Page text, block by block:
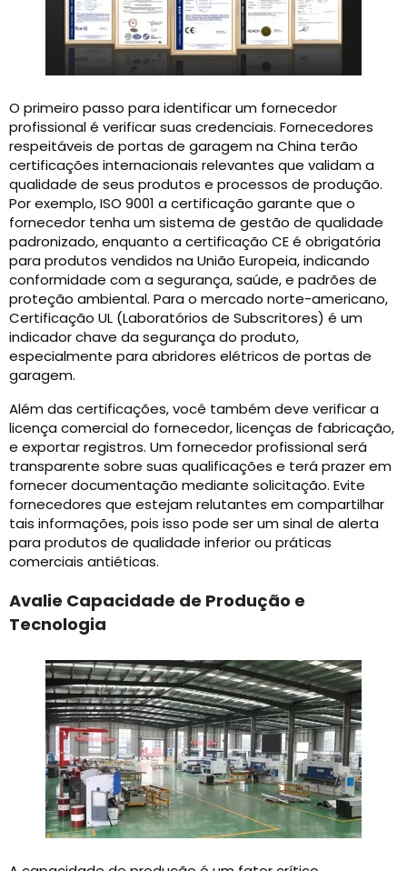
O primeiro passo para identificar um fornecedor
profissional é verificar suas credenciais. Fornecedores
respeitáveis ​​de portas de garagem na China terão
certificações internacionais relevantes que validam a
qualidade de seus produtos e processos de produção.
Por exemplo, ISO 9001 a certificação garante que o
fornecedor tenha um sistema de gestão de qualidade
padronizado, enquanto a certificação CE é obrigatória
para produtos vendidos na União Europeia, indicando
conformidade com a segurança, saúde, e padrões de
proteção ambiental. Para o mercado norte-americano,
Certificação UL (Laboratórios de Subscritores) é um
indicador chave da segurança do produto,
especialmente para abridores elétricos de portas de
garagem.
Além das certificações, você também deve verificar a
licença comercial do fornecedor, licenças de fabricação,
e exportar registros. Um fornecedor profissional será
transparente sobre suas qualificações e terá prazer em
fornecer documentação mediante solicitação. Evite
fornecedores que estejam relutantes em compartilhar
tais informações, pois isso pode ser um sinal de alerta
para produtos de qualidade inferior ou práticas
comerciais antiéticas.
Avalie Capacidade de Produção e
Tecnologia